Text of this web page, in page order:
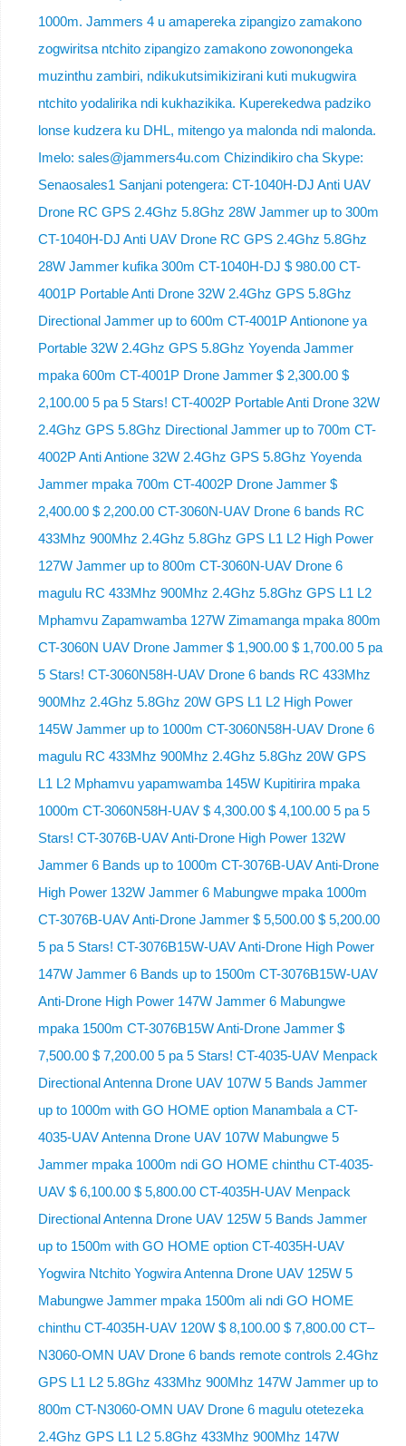
1000m. Jammers 4 u amapereka zipangizo zamakono
zogwiritsa ntchito zipangizo zamakono zowonongeka
muzinthu zambiri, ndikukutsimikizirani kuti mukugwira
ntchito yodalirika ndi kukhazikika. Kuperekedwa padziko
lonse kudzera ku DHL, mitengo ya malonda ndi malonda.
Imelo: sales@jammers4u.com Chizindikiro cha Skype:
Senaosales1 Sanjani potengera: CT-1040H-DJ Anti UAV
Drone RC GPS 2.4Ghz 5.8Ghz 28W Jammer up to 300m
CT-1040H-DJ Anti UAV Drone RC GPS 2.4Ghz 5.8Ghz
28W Jammer kufika 300m CT-1040H-DJ $ 980.00 CT-
4001P Portable Anti Drone 32W 2.4Ghz GPS 5.8Ghz
Directional Jammer up to 600m CT-4001P Antionone ya
Portable 32W 2.4Ghz GPS 5.8Ghz Yoyenda Jammer
mpaka 600m CT-4001P Drone Jammer $ 2,300.00 $
2,100.00 5 pa 5 Stars! CT-4002P Portable Anti Drone 32W
2.4Ghz GPS 5.8Ghz Directional Jammer up to 700m CT-
4002P Anti Antione 32W 2.4Ghz GPS 5.8Ghz Yoyenda
Jammer mpaka 700m CT-4002P Drone Jammer $
2,400.00 $ 2,200.00 CT-3060N-UAV Drone 6 bands RC
433Mhz 900Mhz 2.4Ghz 5.8Ghz GPS L1 L2 High Power
127W Jammer up to 800m CT-3060N-UAV Drone 6
magulu RC 433Mhz 900Mhz 2.4Ghz 5.8Ghz GPS L1 L2
Mphamvu Zapamwamba 127W Zimamanga mpaka 800m
CT-3060N UAV Drone Jammer $ 1,900.00 $ 1,700.00 5 pa
5 Stars! CT-3060N58H-UAV Drone 6 bands RC 433Mhz
900Mhz 2.4Ghz 5.8Ghz 20W GPS L1 L2 High Power
145W Jammer up to 1000m CT-3060N58H-UAV Drone 6
magulu RC 433Mhz 900Mhz 2.4Ghz 5.8Ghz 20W GPS
L1 L2 Mphamvu yapamwamba 145W Kupitirira mpaka
1000m CT-3060N58H-UAV $ 4,300.00 $ 4,100.00 5 pa 5
Stars! CT-3076B-UAV Anti-Drone High Power 132W
Jammer 6 Bands up to 1000m CT-3076B-UAV Anti-Drone
High Power 132W Jammer 6 Mabungwe mpaka 1000m
CT-3076B-UAV Anti-Drone Jammer $ 5,500.00 $ 5,200.00
5 pa 5 Stars! CT-3076B15W-UAV Anti-Drone High Power
147W Jammer 6 Bands up to 1500m CT-3076B15W-UAV
Anti-Drone High Power 147W Jammer 6 Mabungwe
mpaka 1500m CT-3076B15W Anti-Drone Jammer $
7,500.00 $ 7,200.00 5 pa 5 Stars! CT-4035-UAV Menpack
Directional Antenna Drone UAV 107W 5 Bands Jammer
up to 1000m with GO HOME option Manambala a CT-
4035-UAV Antenna Drone UAV 107W Mabungwe 5
Jammer mpaka 1000m ndi GO HOME chinthu CT-4035-
UAV $ 6,100.00 $ 5,800.00 CT-4035H-UAV Menpack
Directional Antenna Drone UAV 125W 5 Bands Jammer
up to 1500m with GO HOME option CT-4035H-UAV
Yogwira Ntchito Yogwira Antenna Drone UAV 125W 5
Mabungwe Jammer mpaka 1500m ali ndi GO HOME
chinthu CT-4035H-UAV 120W $ 8,100.00 $ 7,800.00 CT–
N3060-OMN UAV Drone 6 bands remote controls 2.4Ghz
GPS L1 L2 5.8Ghz 433Mhz 900Mhz 147W Jammer up to
800m CT-N3060-OMN UAV Drone 6 magulu otetezeka
2.4Ghz GPS L1 L2 5.8Ghz 433Mhz 900Mhz 147W